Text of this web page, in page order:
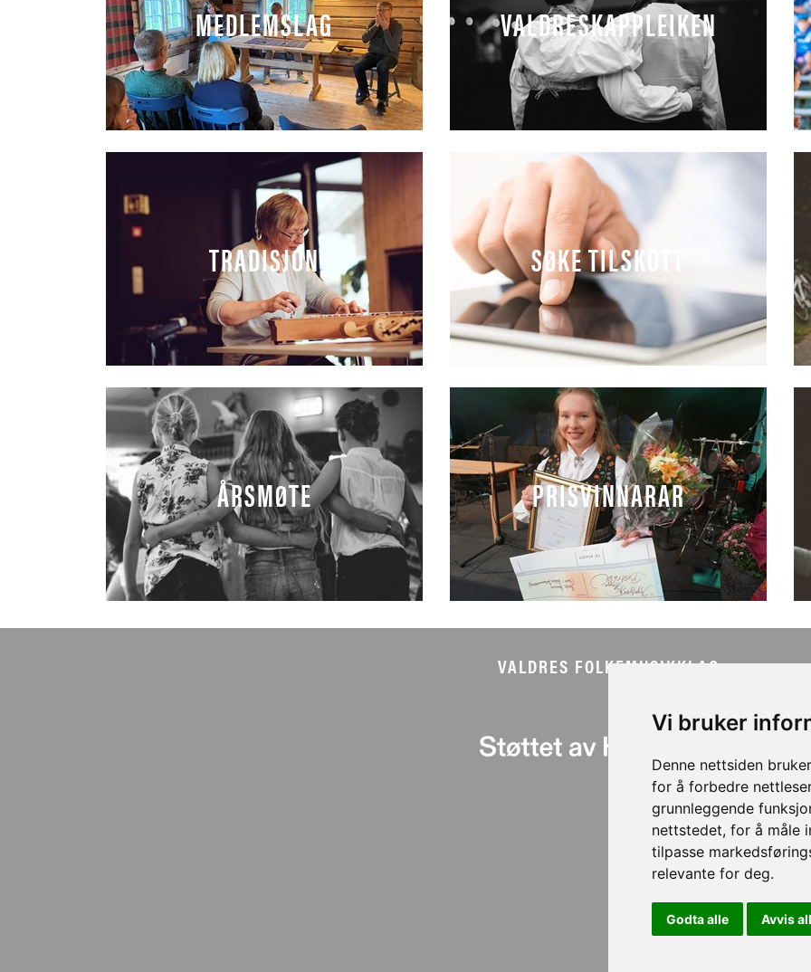
Vi bruker
Denne nettsiden
for å forbedre
grunnleggende
nettstedet, for å måle
tilpasse
relevante for deg.
Godta alle Avvis
MEDLEMSLAG VALDRESKAPPLEIKEN
TRADISJON SØKE TILSKOTT
ÅRSMØTE PRISVINNARAR
VALDRES FOLKEMUSIKKLAG